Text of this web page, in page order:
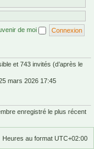
de moi
et 743 invités (d’après le
25 mars 2026 17:45
enregistré le plus récent
Heures au format UTC+02:00